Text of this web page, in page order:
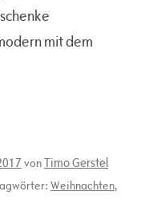
mit dem
vonTimo Gerstel
Weihnachten,